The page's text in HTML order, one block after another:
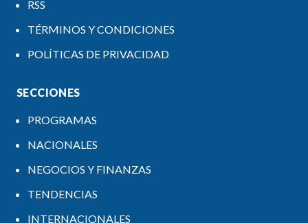
RSS
TÉRMINOS Y CONDICIONES
POLÍTICAS DE PRIVACIDAD
SECCIONES
PROGRAMAS
NACIONALES
NEGOCIOS Y FINANZAS
TENDENCIAS
INTERNACIONALES